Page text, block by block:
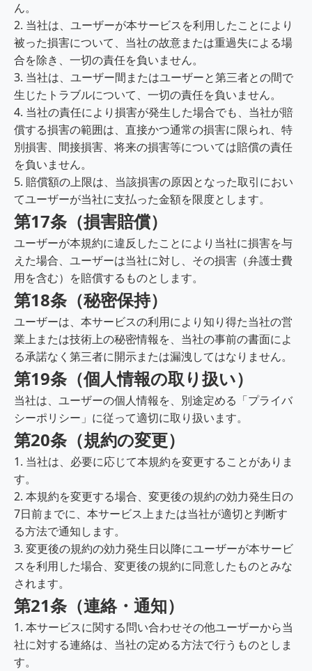
ん。
2. 当社は、ユーザーが本サービスを利用したことにより
被った損害について、当社の故意または重過失による場
合を除き、一切の責任を負いません。
3. 当社は、ユーザー間またはユーザーと第三者との間で
生じたトラブルについて、一切の責任を負いません。
4. 当社の責任により損害が発生した場合でも、当社が賠
償する損害の範囲は、直接かつ通常の損害に限られ、特
別損害、間接損害、将来の損害等については賠償の責任
を負いません。
5. 賠償額の上限は、当該損害の原因となった取引におい
てユーザーが当社に支払った金額を限度とします。
第17条（損害賠償）
ユーザーが本規約に違反したことにより当社に損害を与
えた場合、ユーザーは当社に対し、その損害（弁護士費
用を含む）を賠償するものとします。
第18条（秘密保持）
ユーザーは、本サービスの利用により知り得た当社の営
業上または技術上の秘密情報を、当社の事前の書面によ
る承諾なく第三者に開示または漏洩してはなりません。
第19条（個人情報の取り扱い）
当社は、ユーザーの個人情報を、別途定める「プライバ
シーポリシー」に従って適切に取り扱います。
第20条（規約の変更）
1. 当社は、必要に応じて本規約を変更することがありま
す。
2. 本規約を変更する場合、変更後の規約の効力発生日の
7日前までに、本サービス上または当社が適切と判断す
る方法で通知します。
3. 変更後の規約の効力発生日以降にユーザーが本サービ
スを利用した場合、変更後の規約に同意したものとみな
されます。
第21条（連絡・通知）
1. 本サービスに関する問い合わせその他ユーザーから当
社に対する連絡は、当社の定める方法で行うものとしま
す。